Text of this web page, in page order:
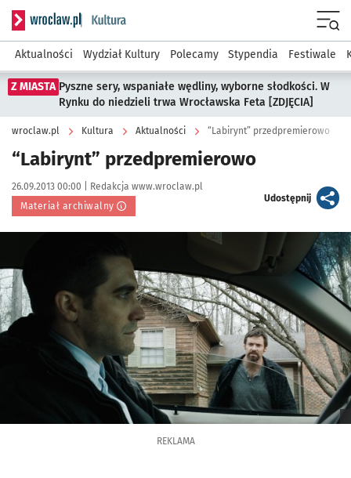
Serwis informacyjny wroclaw.pl podserwis: Kultura
Aktualności Wydział Kultury Polecamy Stypendia Festiwale
Z MIASTA Pyszne sery, wspaniałe wędliny, wyborne słodkości. W
Rynku do niedzieli trwa Wrocławska Feta [ZDJĘCIA]
wroclaw.pl Kultura Aktualności “Labirynt” przedpremierowo
“Labirynt” przedpremierowo
Data publikacji:
26.09.2013 00:00 | Autor:
Redakcja www.wroclaw.pl
Materiał archiwalny
Udostępnijartykuł
REKLAMA